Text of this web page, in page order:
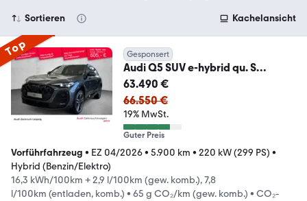
Sortieren Kachelansicht
Top Gesponsert
Audi Q5 SUV e-hybrid qu. S
line*LED*Carbon*Techplus**
63.490 €
66.550 €
19% MwSt.
Guter Preis
Vorführfahrzeug • EZ 04/2026• 5.900 km • 220 kW (299 PS) •
Hybrid (Benzin/Elektro)
16,3 kWh/100km + 2,9 l/100km (gew. komb.), 7,8
l/100km (entladen, komb.) • 65 g CO₂/km (gew. komb.) • CO₂-